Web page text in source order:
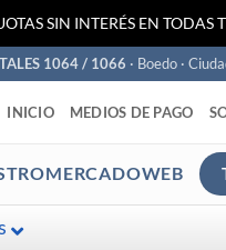
SIN INTERÉS EN
1064 / 1066 · Boedo ·
INICIO MEDIOS DE PAGO